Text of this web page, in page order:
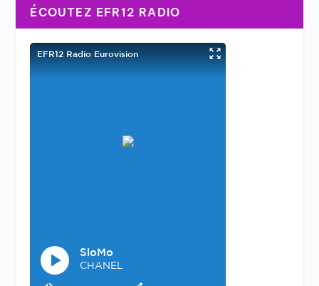
ÉCOUTEZ EFR12 RADIO